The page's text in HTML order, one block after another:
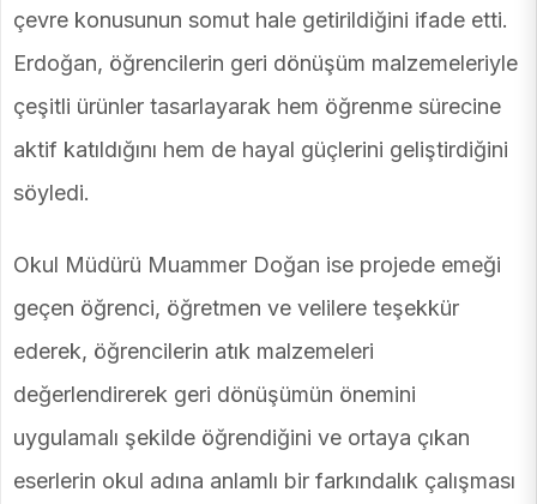
çevre konusunun somut hale getirildiğini ifade etti.
Erdoğan, öğrencilerin geri dönüşüm malzemeleriyle
çeşitli ürünler tasarlayarak hem öğrenme sürecine
aktif katıldığını hem de hayal güçlerini geliştirdiğini
söyledi.
Okul Müdürü Muammer Doğan ise projede emeği
geçen öğrenci, öğretmen ve velilere teşekkür
ederek, öğrencilerin atık malzemeleri
değerlendirerek geri dönüşümün önemini
uygulamalı şekilde öğrendiğini ve ortaya çıkan
eserlerin okul adına anlamlı bir farkındalık çalışması